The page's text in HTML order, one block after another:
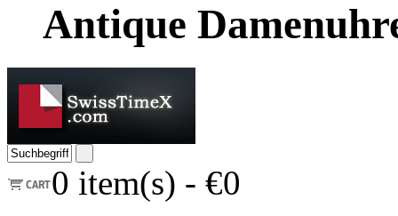
Antique
0 item(s) - €0